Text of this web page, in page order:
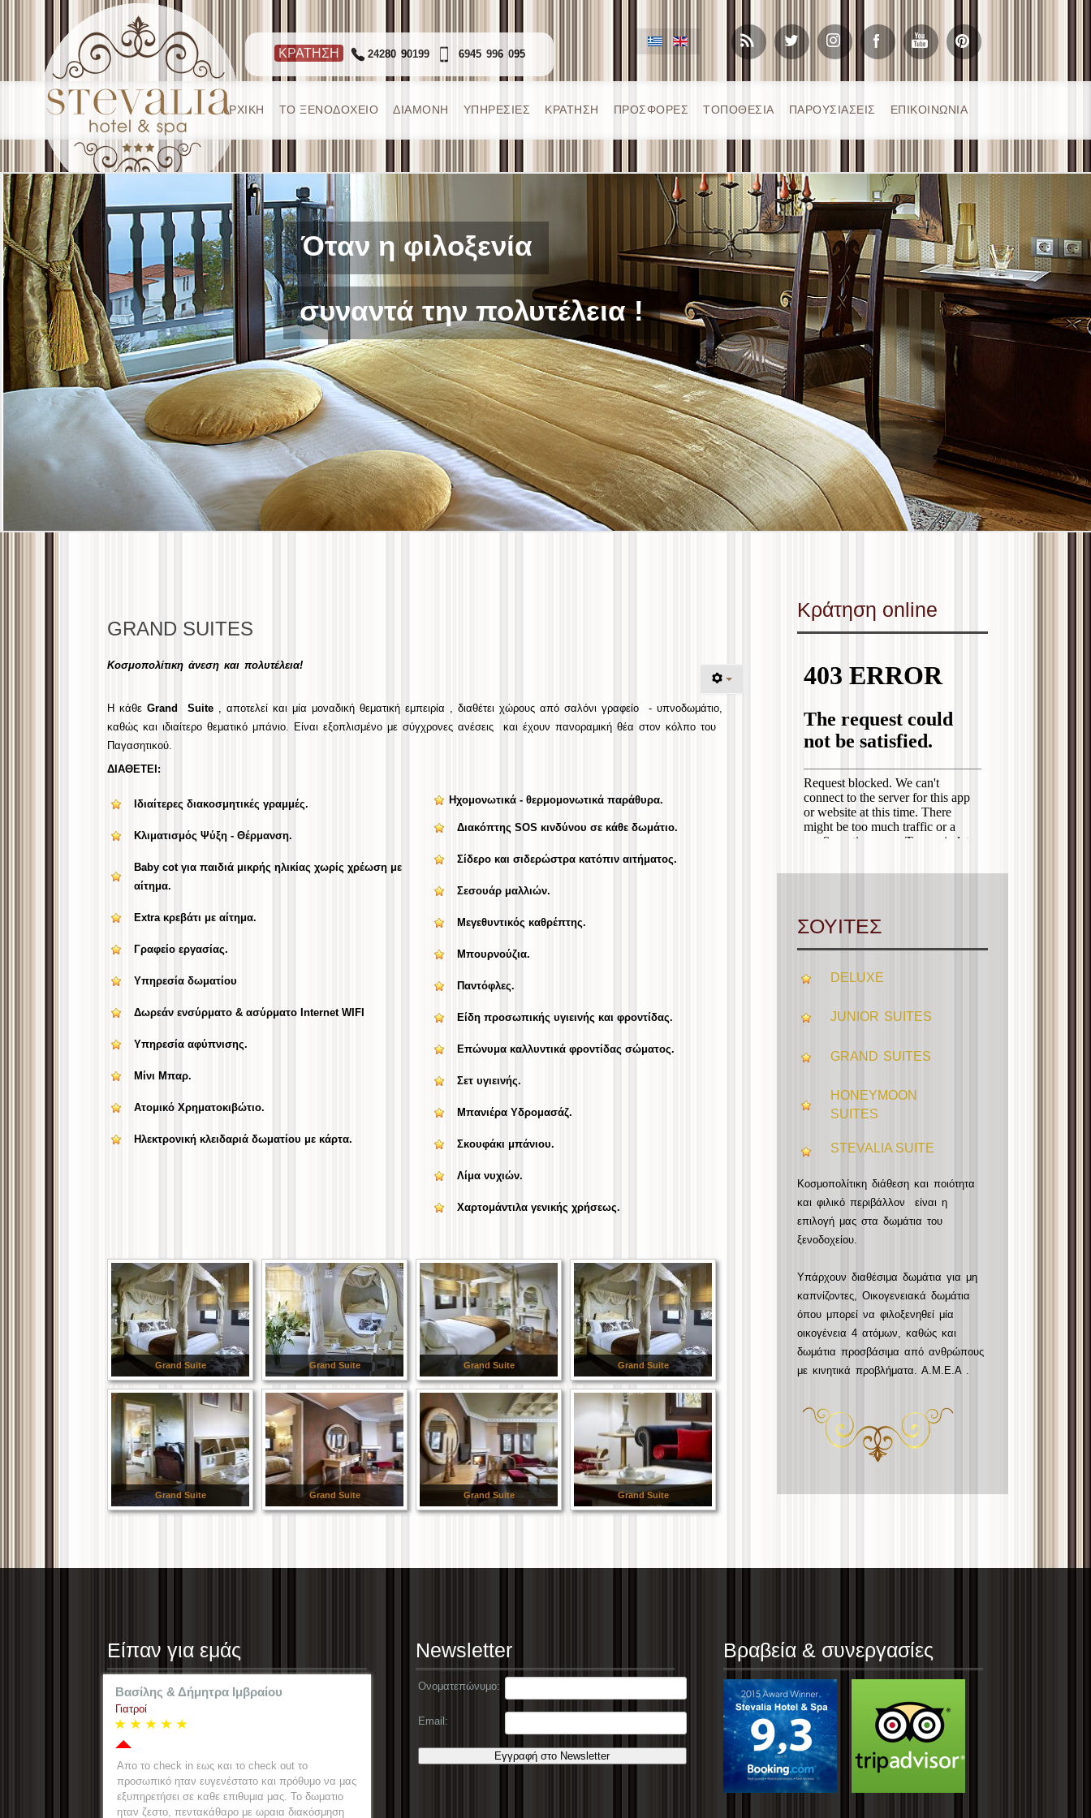
ΚΡΑΤΗΣΗ 24280 90199 6945 996 095
ΑΡΧΙΚΗ ΤΟ ΞΕΝΟΔΟΧΕΙΟ ΔΙΑΜΟΝΗ ΥΠΗΡΕΣΙΕΣ ΚΡΑΤΗΣH ΠΡΟΣΦΟΡΕΣ ΤΟΠΟΘΕΣΙΑ ΠΑΡΟΥΣΙΑΣΕΙΣ ΕΠΙΚΟΙΝΩΝΙΑ
Όταν η φιλοξενία
συναντά την πολυτέλεια !
Κράτηση online
ΣΟΥΙΤΕΣ
DELUXE
JUNIOR SUITES
GRAND SUITES
HONEYMOON
SUITES
STEVALIA SUITE
Κοσμοπολίτικη διάθεση και ποιότητα
και φιλικό περιβάλλον είναι η
επιλογή μας στα δωμάτια του
ξενοδοχείου.
Υπάρχουν διαθέσιμα δωμάτια για μη
καπνίζοντες, Οικογενειακά δωμάτια
όπου μπορεί να φιλοξενηθεί μία
οικογένεια 4 ατόμων, καθώς και
δωμάτια προσβάσιμα από ανθρώπους
με κινητικά προβλήματα. Α.Μ.Ε.Α .
GRAND SUITES
Κοσμοπολίτικη άνεση και πολυτέλεια!
Η κάθε Grand Suite , αποτελεί και μία μοναδική θεματική εμπειρία , διαθέτει χώρους από σαλόνι γραφείο - υπνοδωμάτιο,
καθώς και ιδιαίτερο θεματικό μπάνιο. Είναι εξοπλισμένο με σύγχρονες ανέσεις και έχουν πανοραμική θέα στον κόλπο του
Παγασητικού.
ΔΙΑΘΕΤΕΙ:
Ιδιαίτερες διακοσμητικές γραμμές.
Κλιματισμός Ψύξη - Θέρμανση.
Baby cot για παιδιά μικρής ηλικίας χωρίς χρέωση με
αίτημα.
Extra κρεβάτι με αίτημα.
Γραφείο εργασίας.
Υπηρεσία δωματίου
Δωρεάν ενσύρματο & ασύρματο Internet WIFI
Υπηρεσία αφύπνισης.
Μίνι Μπαρ.
Ατομικό Χρηματοκιβώτιο.
Ηλεκτρονική κλειδαριά δωματίου με κάρτα.
Ηχομονωτικά - θερμομονωτικά παράθυρα.
Διακόπτης SOS κινδύνου σε κάθε δωμάτιο.
Σίδερο και σιδερώστρα κατόπιν αιτήματος.
Σεσουάρ μαλλιών.
Μεγεθυντικός καθρέπτης.
Μπουρνούζια.
Παντόφλες.
Είδη προσωπικής υγιεινής και φροντίδας.
Επώνυμα καλλυντικά φροντίδας σώματος.
Σετ υγιεινής.
Μπανιέρα Υδρομασάζ.
Σκουφάκι μπάνιου.
Λίμα νυχιών.
Χαρτομάντιλα γενικής χρήσεως.
Grand Suite Grand Suite Grand Suite Grand Suite
Grand Suite Grand Suite Grand Suite Grand Suite
Είπαν για εμάς
Βασίλης & Δήμητρα Ιμβραίου
Γιατροί
Απο το check in εως και το check out το
προσωπικό ηταν ευγενέστατο και πρόθυμο να μας
εξυπηρετήσει σε καθε επιθυμια μας. Το δωματιο
ηταν ζεστο, πεντακάθαρο με ωραια διακόσμηση
Δανάη Παπανικολάου
Ήταν όλα υπέροχα (χώρος-καθαριότητα-
Γιώργος Χουσιάφης
Εμπορικός αντιπρόσωπος
Ήταν όλα φανταστικά !!! Το δωμάτιο
τέλειο,καλαίσθητο !! Τέλειο μέρος, ήσυχο με
φοβερή θέα στο Βόλο ! Μας άρεσαν όλα,
Μηχανικός
Φιλόξενο προσωπικό, πολύ καθαροί
στη διακόσμηση όχι μόνο στους
Newsletter
Ονοματεπώνυμο:
Email:
Βραβεία & συνεργασίες